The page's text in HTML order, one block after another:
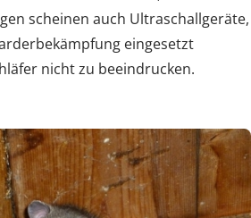
scheinen auch Ultraschallgeräte,
eingesetzt
nicht zu beeindrucken.